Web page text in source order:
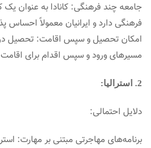
جامعه چند فرهنگی: کانادا به عنوان
فرهنگی دارد و ایرانیان معمولاً احساس
امکان تحصیل و سپس اقامت: تحصیل در
مسیرهای ورود و سپس اقدام برای اقامت
2. استرالیا:
دلایل احتمالی:
برنامه‌های مهاجرتی مبتنی بر مهارت: